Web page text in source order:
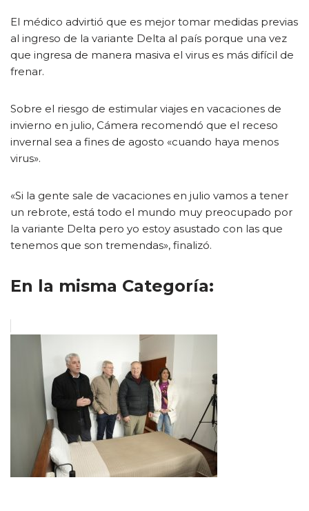
El médico advirtió que es mejor tomar medidas previas
al ingreso de la variante Delta al país porque una vez
que ingresa de manera masiva el virus es más difícil de
frenar.
Sobre el riesgo de estimular viajes en vacaciones de
invierno en julio, Cámera recomendó que el receso
invernal sea a fines de agosto «cuando haya menos
virus».
«Si la gente sale de vacaciones en julio vamos a tener
un rebrote, está todo el mundo muy preocupado por
la variante Delta pero yo estoy asustado con las que
tenemos que son tremendas», finalizó.
En la misma Categoría: